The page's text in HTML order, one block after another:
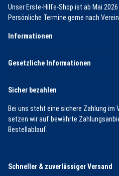
Unser Erste-Hilfe-Shop ist ab Mai
Persönliche Termine gerne nach
Informationen
Gesetzliche Informationen
Sicher bezahlen
Bei uns steht eine sichere Zahlung im
setzen wir auf bewährte
Bestellablauf.
Schneller & zuverlässiger Versand